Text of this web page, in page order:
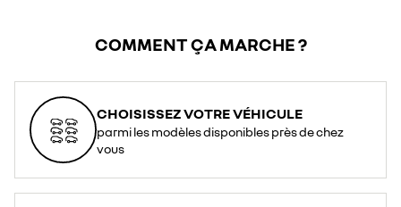
COMMENT ÇA MARCHE ?
CHOISISSEZ VOTRE VÉHICULE
parmi les modèles disponibles près de chez
vous